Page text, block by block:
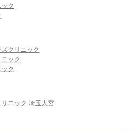
ク
クリニック
ック
ク
ニック 埼玉大宮